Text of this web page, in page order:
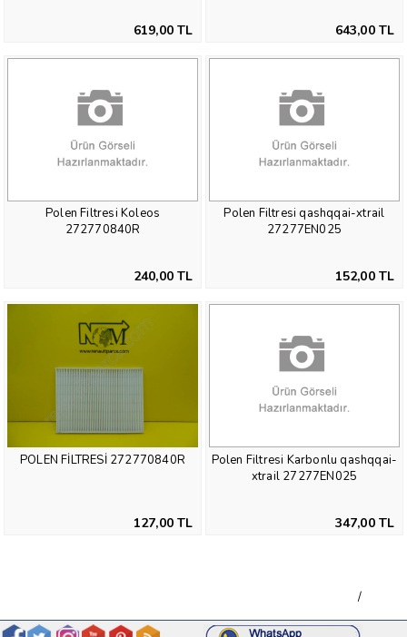
Klima sistemi barındıran araçlarda, polen ve benzeri alerjenlerin
süzülerek temiz hava geçişini sağlayan
Polen Filtrelerine Nom
619,00 TL 643,00 TL
Polen Filtresi Koleos
272770840R
240,00 TL
Polen Filtresi qashqqai-xtrail
27277EN025
152,00 TL
POLEN FİLTRESİ 272770840R
127,00 TL
Polen Filtresi Karbonlu qashqqai-
xtrail 27277EN025
347,00 TL
/